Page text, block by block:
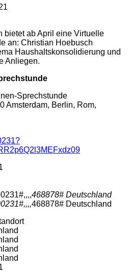
bietet ab April eine Virtuelle
an: Christian Hoebusch
Haushaltskonsolidierung und
Anliegen.
Sprechstunde
Amsterdam, Berlin, Rom,
468878# Deutschland
468878# Deutschland